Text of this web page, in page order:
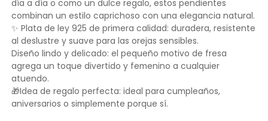
día a día o como un dulce regalo, estos pendientes
combinan un estilo caprichoso con una elegancia natural.
✨ Plata de ley 925 de primera calidad: duradera, resistente
al deslustre y suave para las orejas sensibles.
Diseño lindo y delicado: el pequeño motivo de fresa
agrega un toque divertido y femenino a cualquier
atuendo.
🎁Idea de regalo perfecta: ideal para cumpleaños,
aniversarios o simplemente porque sí.